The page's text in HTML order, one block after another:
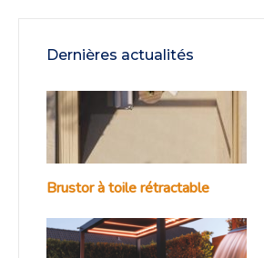
Dernières actualités
Brustor à toile rétractable